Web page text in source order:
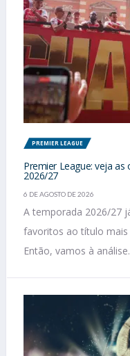
PREMIER LEAGUE
Premier League: veja
2026/27
6 DE AGOSTO DE 2026
A temporada 2026/27
favoritos ao título
Então, vamos à